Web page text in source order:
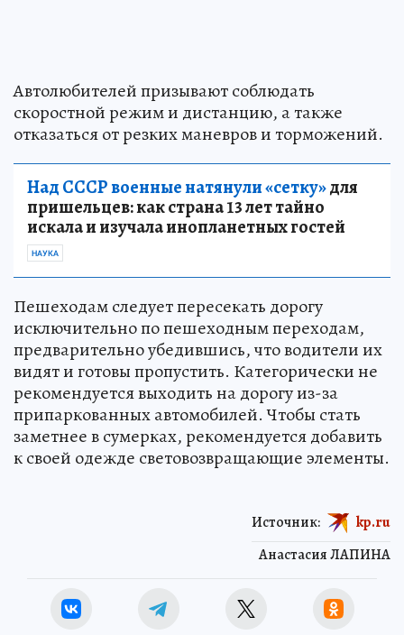
Автолюбителей призывают соблюдать
скоростной режим и дистанцию, а также
отказаться от резких маневров и торможений.
Над СССР военные натянули «сетку»для
пришельцев: как страна 13 лет тайно
искала и изучала инопланетных гостей
НАУКА
Пешеходам следует пересекать дорогу
исключительно по пешеходным переходам,
предварительно убедившись, что водители их
видят и готовы пропустить. Категорически не
рекомендуется выходить на дорогу из-за
припаркованных автомобилей. Чтобы стать
заметнее в сумерках, рекомендуется добавить
к своей одежде световозвращающие элементы.
Анастасия ЛАПИНА
Источник: kp.ru